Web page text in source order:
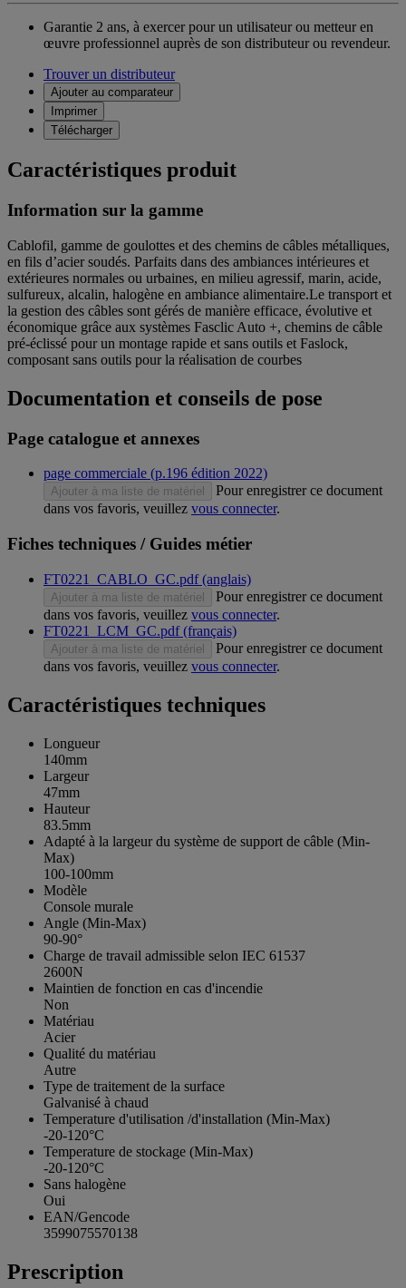
Garantie 2 ans, à exercer pour un utilisateur ou metteur en
œuvre professionnel auprès de son distributeur ou revendeur.
Trouver un distributeur
Ajouter au comparateur
Imprimer
Télécharger
Caractéristiques produit
Information sur la gamme
Cablofil, gamme de goulottes et des chemins de câbles métalliques,
en fils d’acier soudés. Parfaits dans des ambiances intérieures et
extérieures normales ou urbaines, en milieu agressif, marin, acide,
sulfureux, alcalin, halogène en ambiance alimentaire.Le transport et
la gestion des câbles sont gérés de manière efficace, évolutive et
économique grâce aux systèmes Fasclic Auto +, chemins de câble
pré-éclissé pour un montage rapide et sans outils et Faslock,
composant sans outils pour la réalisation de courbes
Documentation et conseils de pose
Page catalogue et annexes
page commerciale (p.196 édition 2022)
Ajouter à ma liste de matériel
Pour enregistrer ce document
dans vos favoris, veuillez vous connecter.
Fiches techniques / Guides métier
FT0221_CABLO_GC.pdf (anglais)
Ajouter à ma liste de matériel
Pour enregistrer ce document
dans vos favoris, veuillez vous connecter.
FT0221_LCM_GC.pdf (français)
Ajouter à ma liste de matériel
Pour enregistrer ce document
dans vos favoris, veuillez vous connecter.
Caractéristiques techniques
Longueur
140mm
Largeur
47mm
Hauteur
83.5mm
Adapté à la largeur du système de support de câble (Min-
Max)
100-100mm
Modèle
Console murale
Angle (Min-Max)
90-90°
Charge de travail admissible selon IEC 61537
2600N
Maintien de fonction en cas d'incendie
Non
Matériau
Acier
Qualité du matériau
Autre
Type de traitement de la surface
Galvanisé à chaud
Temperature d'utilisation /d'installation (Min-Max)
-20-120°C
Temperature de stockage (Min-Max)
-20-120°C
Sans halogène
Oui
EAN/Gencode
3599075570138
Prescription